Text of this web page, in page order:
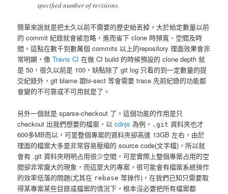
specified number of revisions.
簡單來說就是把太久以前不需要的歷史給丟掉，大於給定數量以前
的 commit 紀錄就會被忽略，進而省下 clone 時頻寬、空間及時
間，這點在數千到數萬個 commits 以上的repository 理面效果會非
常明顯，像Travis CI 在做 CI build 的時候預設的 clone depth 就
是 50，很久以前是 100，缺點除了 git log 只看的到一定數量的提
交紀錄外，git blame 跟bi-sect 等會需要 trace 先前紀錄的功能都
會變的不可靠或不可用就是了。
另外一個就是 sparse-checkout 了，這個功能的作用是只
checkout 出我們想要的檔案，以 cdnjs為例， .git 資料夾也才
600多MB而以，可是整個專案的資料夾卻高達 13GB 左右，由於
理面的檔案大多是非常容易壓縮的 source code(文字檔)，所以就
會有 .git 資料夾明明占用很少空間，可是實際上整個專案占用的空
間卻非常龐大的現象，而這麼大的專案，很可能會有檔案系統操作
的效率低落的問題(尤其在 rebase 等操作)，在我們已知只需要取
得某專案某些目錄或檔案的情況下，根本沒必要把所有檔案都